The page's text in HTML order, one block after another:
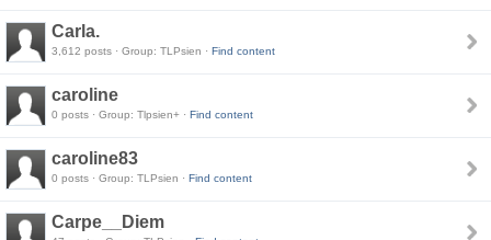
Carla.
3,612 posts · Group: TLPsien · Find content
caroline
0 posts · Group: Tlpsien+ · Find content
caroline83
0 posts · Group: TLPsien · Find content
Carpe__Diem